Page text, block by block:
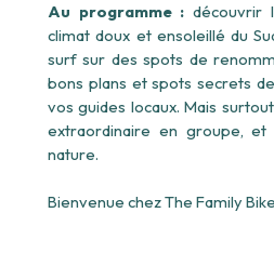
Au programme :découvrir
climat doux et ensoleillé du
surf sur des spots de
bons plans et spots secrets
vos guides locaux. Mais
extraordinaire en groupe,
nature.
Bienvenue chez The Family